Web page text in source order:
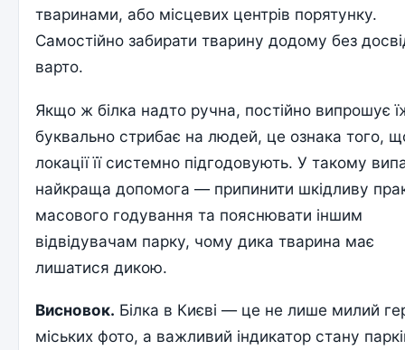
тваринами, або місцевих центрів порятунку.
Самостійно забирати тварину додому без
варто.
Якщо ж білка надто ручна, постійно випрошує
буквально стрибає на людей, це ознака того,
локації її системно підгодовують. У такому
найкраща допомога — припинити шкідливу
масового годування та пояснювати іншим
відвідувачам парку, чому дика тварина має
лишатися дикою.
Висновок. Білка в Києві — це не лише милий
міських фото, а важливий індикатор стану